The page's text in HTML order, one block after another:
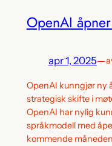
OpenAI
apr 1, 2025—
OpenAI kunngjør ny
strategisk skifte i
OpenAI har nylig
språkmodell med
kommende